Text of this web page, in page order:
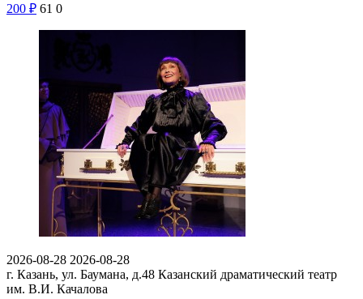
200 ₽ 61 0
2026-08-28 2026-08-28
г. Казань, ул. Баумана, д.48 Казанский драматический театр
им. В.И. Качалова